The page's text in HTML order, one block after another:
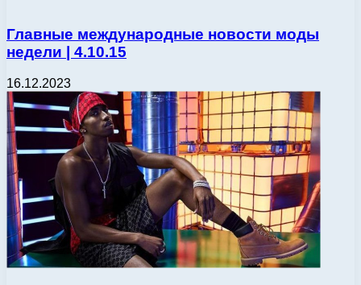
Главные международные новости моды
недели | 4.10.15
16.12.2023